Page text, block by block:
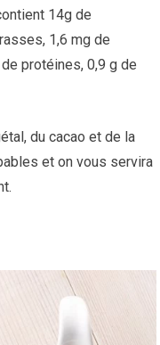
14g de
1,6 mg de
protéines, 0,9 g de
du cacao et de la
et on vous servira